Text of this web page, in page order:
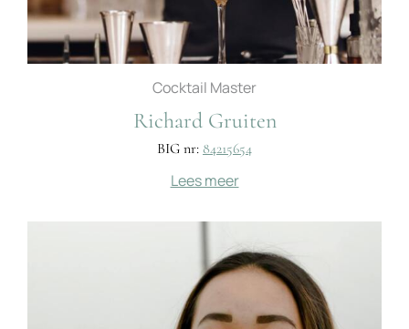
Cocktail Master
Richard Gruiten
BIG nr: 84215654
Lees meer